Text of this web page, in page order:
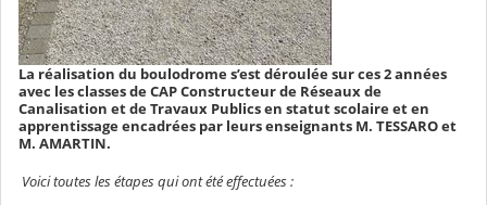
La réalisation du boulodrome s’est déroulée sur ces 2 années
avec les classes de CAP Constructeur de Réseaux de
Canalisation et de Travaux Publics en statut scolaire et en
apprentissage encadrées par leurs enseignants M. TESSARO et
M. AMARTIN.
Voici toutes les étapes qui ont été effectuées :